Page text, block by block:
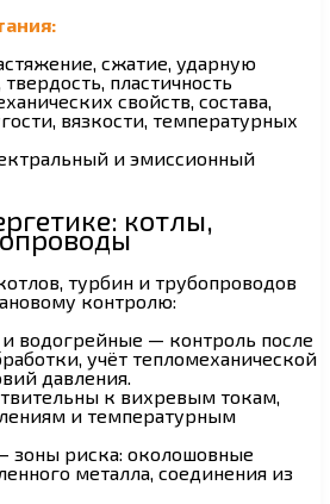
сжатие, ударную
твердость, пластичность
свойств, состава,
вязкости, температурных
и эмиссионный
котлы,
турбин и трубопроводов
контролю:
водогрейные — контроль после
учёт тепломеханической
давления.
к вихревым токам,
и температурным
зоны риска: околошовные
металла, соединения из